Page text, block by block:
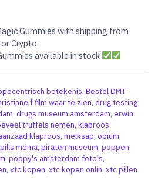
Gummies with shipping from
Crypto.
available in stock
betekenis, Bestel DMT
f film waar te zien, drug testing
, drugs museum amsterdam, erwin
truffels nemen, klaproos
klaproos, melksap, opium
pills mdma, piraten museum, poppen
, poppy's amsterdam foto's,
, xtc kopen, xtc kopen onlin, xtc pillen